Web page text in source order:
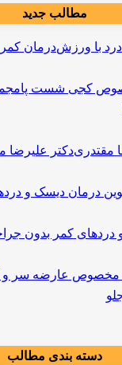
مطالب جدید
درمان
دکتر علیرضا
دردهای کمر بدون
دسته بندی مطالب